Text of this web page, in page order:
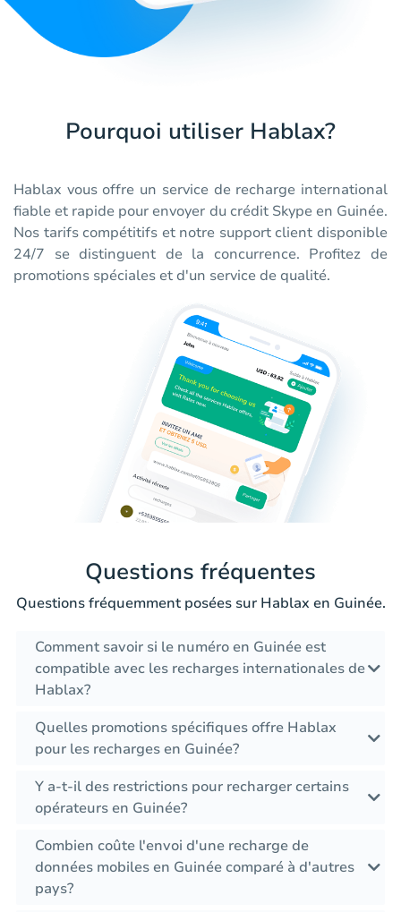
Pourquoi utiliser Hablax?
Hablax vous offre un service de recharge international
fiable et rapide pour envoyer du crédit Skype en Guinée.
Nos tarifs compétitifs et notre support client disponible
24/7 se distinguent de la concurrence. Profitez de
promotions spéciales et d'un service de qualité.
Questions fréquentes
Questions fréquemment posées sur Hablax en Guinée.
Comment savoir si le numéro en Guinée est
compatible avec les recharges internationales de
Hablax?
Quelles promotions spécifiques offre Hablax
pour les recharges en Guinée?
Y a-t-il des restrictions pour recharger certains
opérateurs en Guinée?
Combien coûte l'envoi d'une recharge de
données mobiles en Guinée comparé à d'autres
pays?